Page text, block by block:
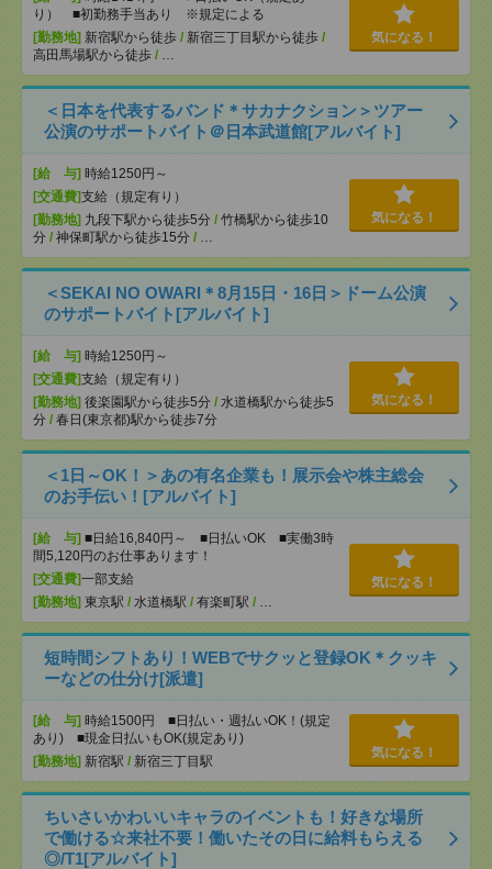
り） ■初勤務手当あり ※規定による
[勤務地] 新宿駅から徒歩 / 新宿三丁目駅から徒歩 /
高田馬場駅から徒歩 / …
気になる！
＜日本を代表するバンド＊サカナクション＞ツアー
公演のサポートバイト＠日本武道館[アルバイト]
[給 与] 時給1250円～
[交通費]支給（規定有り）
[勤務地] 九段下駅から徒歩5分 / 竹橋駅から徒歩10
分 / 神保町駅から徒歩15分 / …
気になる！
＜SEKAI NO OWARI＊8月15日・16日＞ドーム公演
のサポートバイト[アルバイト]
[給 与] 時給1250円～
[交通費]支給（規定有り）
[勤務地] 後楽園駅から徒歩5分 / 水道橋駅から徒歩5
分 / 春日(東京都)駅から徒歩7分
気になる！
＜1日～OK！＞あの有名企業も！展示会や株主総会
のお手伝い！[アルバイト]
[給 与] ■日給16,840円～ ■日払いOK ■実働3時
間5,120円のお仕事あります！
[交通費]一部支給
[勤務地] 東京駅 / 水道橋駅 / 有楽町駅 / …
気になる！
短時間シフトあり！WEBでサクッと登録OK＊クッキ
ーなどの仕分け[派遣]
[給 与] 時給1500円 ■日払い・週払いOK！(規定
あり) ■現金日払いもOK(規定あり)
[勤務地] 新宿駅 / 新宿三丁目駅
気になる！
ちいさいかわいいキャラのイベントも！好きな場所
で働ける☆来社不要！働いたその日に給料もらえる
◎/T1[アルバイト]